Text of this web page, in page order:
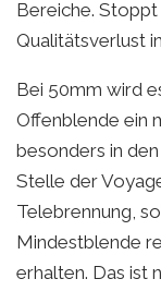
Bereiche.
Qualitätsverlust
Bei 50mm wird
Offenblende ein
besonders in
Stelle der
Telebrennung,
Mindestblende
erhalten. Das ist